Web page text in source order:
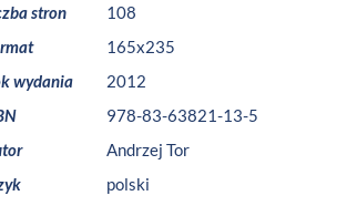
stron
108
165x235
wydania
2012
978-83-63821-13-5
Andrzej Tor
polski